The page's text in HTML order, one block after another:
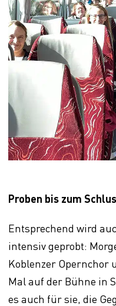
Proben bis zum
Entsprechend wird
intensiv geprobt:
Koblenzer Opernchor
Mal auf der Bühne in
es auch für sie, die